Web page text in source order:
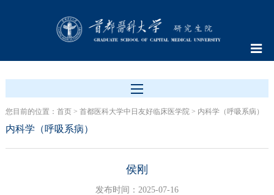
您目前的位置： 首页> 首都医科大学中日友好临床医学院> 内科学（呼吸系病）
内科学（呼吸系病）
侯刚
发布时间：2025-07-16